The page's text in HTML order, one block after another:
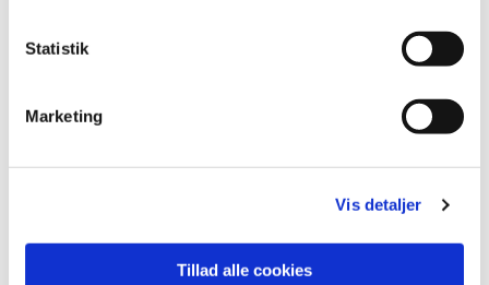
Statistik
Marketing
Vis detaljer
Tillad alle cookies
Du vil måske også kunne lide...